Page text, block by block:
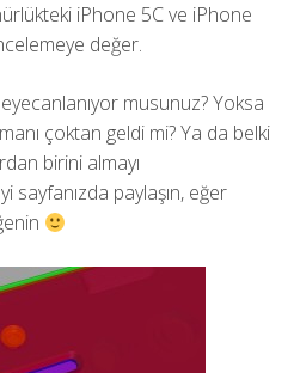
iPhone 5C ve iPhone
değer.
musunuz? Yoksa
çoktan geldi mi? Ya da belki
birini almayı
sayfanızda paylaşın, eğer